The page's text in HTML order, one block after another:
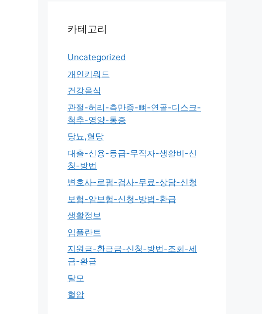
카테고리
Uncategorized
개인키워드
건강음식
관절-허리-측만증-뼈-연골-디스크-
척추-영양-통증
당뇨,혈당
대출-신용-등급-무직자-생활비-신
청-방법
변호사-로펌-검사-무료-상담-신청
보험-암보험-신청-방법-환급
생활정보
임플란트
지원금-환급금-신청-방법-조회-세
금-환급
탈모
혈압